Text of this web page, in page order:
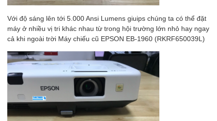
Với độ sáng lên tới 5.000 Ansi Lumens giuips chúng ta có thể đặt
máy ở nhiều vị tri khác nhau từ trong hội trường lớn nhỏ hay ngay
cả khi ngoài trời Máy chiếu cũ EPSON EB-1960 (RKRF650039L)